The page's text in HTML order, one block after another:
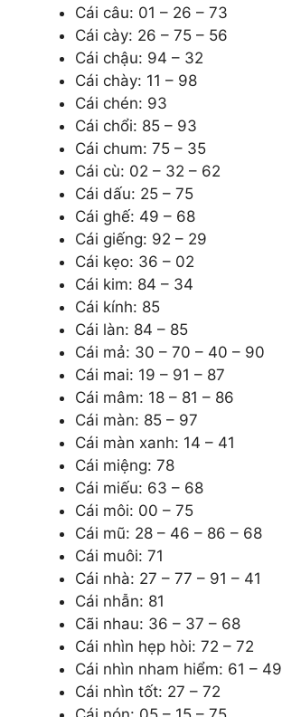
Cái câu: 01 – 26 – 73
Cái cày: 26 – 75 – 56
Cái chậu: 94 – 32
Cái chày: 11 – 98
Cái chén: 93
Cái chổi: 85 – 93
Cái chum: 75 – 35
Cái cù: 02 – 32 – 62
Cái dấu: 25 – 75
Cái ghế: 49 – 68
Cái giếng: 92 – 29
Cái kẹo: 36 – 02
Cái kim: 84 – 34
Cái kính: 85
Cái làn: 84 – 85
Cái mả: 30 – 70 – 40 – 90
Cái mai: 19 – 91 – 87
Cái mâm: 18 – 81 – 86
Cái màn: 85 – 97
Cái màn xanh: 14 – 41
Cái miệng: 78
Cái miếu: 63 – 68
Cái môi: 00 – 75
Cái mũ: 28 – 46 – 86 – 68
Cái muôi: 71
Cái nhà: 27 – 77 – 91 – 41
Cái nhẫn: 81
Cãi nhau: 36 – 37 – 68
Cái nhìn hẹp hòi: 72 – 72
Cái nhìn nham hiểm: 61 – 49
Cái nhìn tốt: 27 – 72